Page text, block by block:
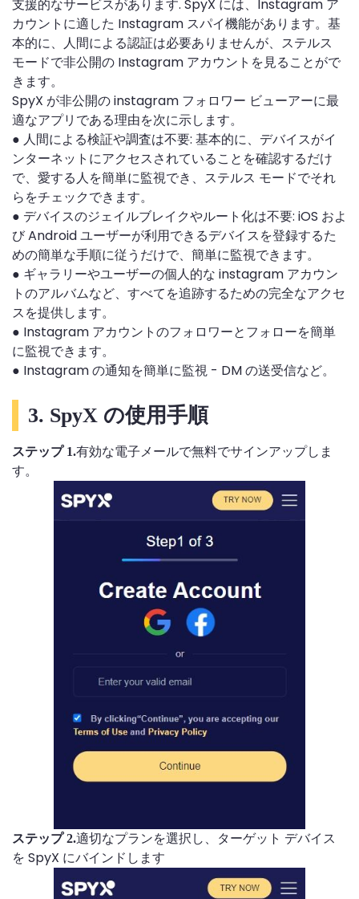
支援的なサービスがあります. SpyX には、Instagram ア
カウントに適した Instagram スパイ機能があります。基
本的に、人間による認証は必要ありませんが、ステルス
モードで非公開の Instagram アカウントを見ることがで
きます。
SpyX が非公開の instagram フォロワー ビューアーに最
適なアプリである理由を次に示します。
● 人間による検証や調査は不要: 基本的に、デバイスがイ
ンターネットにアクセスされていることを確認するだけ
で、愛する人を簡単に監視でき、ステルス モードでそれ
らをチェックできます。
● デバイスのジェイルブレイクやルート化は不要: iOS およ
び Android ユーザーが利用できるデバイスを登録するた
めの簡単な手順に従うだけで、簡単に監視できます。
● ギャラリーやユーザーの個人的な instagram アカウン
トのアルバムなど、すべてを追跡するための完全なアクセ
スを提供します。
● Instagram アカウントのフォロワーとフォローを簡単
に監視できます。
● Instagram の通知を簡単に監視 - DM の送受信など。
3. SpyX の使用手順
ステップ 1.有効な電子メールで無料でサインアップしま
す。
ステップ 2.適切なプランを選択し、ターゲット デバイス
を SpyX にバインドします